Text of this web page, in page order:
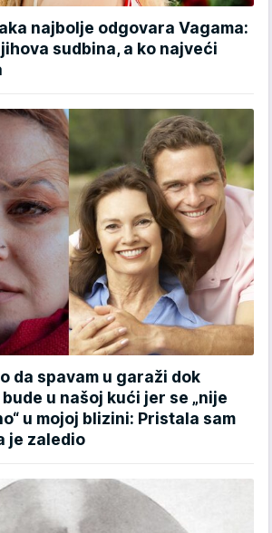
najbolje odgovara Vagama:
sudbina, a ko najveći
da spavam u garaži dok
u našoj kući jer se „nije
u mojoj blizini: Pristala sam
je zaledio